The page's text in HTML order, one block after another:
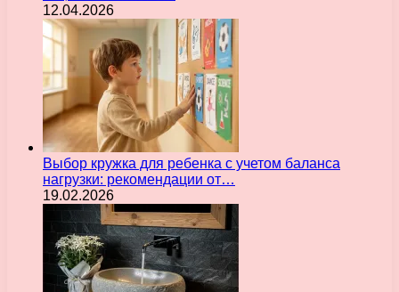
12.04.2026
Выбор кружка для ребенка с учетом баланса
нагрузки: рекомендации от…
19.02.2026